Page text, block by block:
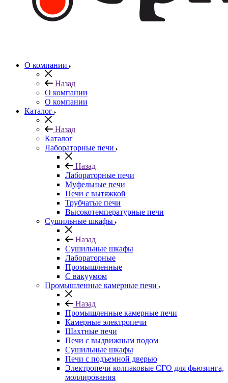
О компании
Назад
О компании
О компании
Каталог
Назад
Каталог
Лабораторные печи
Назад
Лабораторные печи
Муфельные печи
Печи с вытяжкой
Трубчатые печи
Высокотемпературные печи
Сушильные шкафы
Назад
Сушильные шкафы
Лабораторные
Промышленные
С вакуумом
Промышленные камерные печи
Назад
Промышленные камерные печи
Камерные электропечи
Шахтные печи
Печи с выдвижным подом
Сушильные шкафы
Печи с подъемной дверью
Электропечи колпаковые СГО для фьюзинга,
моллирования